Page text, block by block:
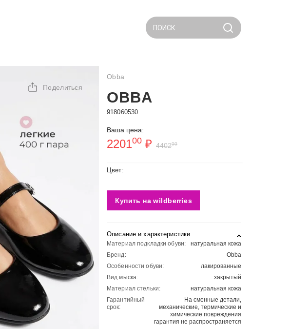
ПОИСК
Поделиться
Obba
OBBA
918060530
Ваша цена:
220100 ₽ 440200
Цвет:
Купить на wildberries
Описание и характеристики
Материал подкладки обуви:
натуральная кожа
Бренд:
Obba
Особенности обуви:
лакированные
Вид мыска:
закрытый
Материал стельки:
натуральная кожа
Гарантийный
срок:
На сменные детали,
механические, термические и
химические повреждения
гарантия не распространяется